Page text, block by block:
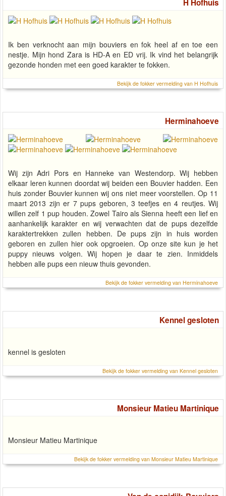
H Hofhuis
Ik ben verknocht aan mijn bouviers en fok heel af en toe een
nestje. Mijn hond Zara is HD-A en ED vrij. Ik vind het belangrijk
gezonde honden met een goed karakter te fokken.
Bekijk de fokker vermelding van H Hofhuis
Herminahoeve
Wij zijn Adri Pors en Hanneke van Westendorp. Wij hebben
elkaar leren kunnen doordat wij beiden een Bouvier hadden. Een
huis zonder Bouvier kunnen wij ons niet meer voorstellen. Op 11
maart 2013 zijn er 7 pups geboren, 3 teefjes en 4 reutjes. Wij
willen zelf 1 pup houden. Zowel Tairo als Sienna heeft een lief en
aanhankelijk karakter en wij verwachten dat de pups dezelfde
karaktertrekken zullen hebben. De pups zijn in huis worden
geboren en zullen hier ook opgroeien. Op onze site kun je het
puppy nieuws volgen. Wij hopen je daar te zien. Inmiddels
hebben alle pups een nieuw thuis gevonden.
Bekijk de fokker vermelding van Herminahoeve
Kennel gesloten
kennel is gesloten
Bekijk de fokker vermelding van Kennel gesloten
Monsieur Matieu Martinique
Monsieur Matieu Martinique
Bekijk de fokker vermelding van Monsieur Matieu Martinique